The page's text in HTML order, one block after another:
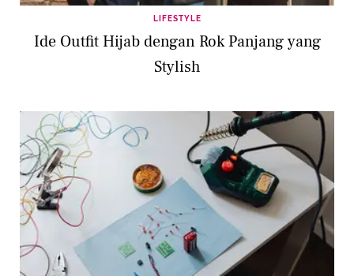
LIFESTYLE
Ide Outfit Hijab dengan Rok Panjang yang
Stylish